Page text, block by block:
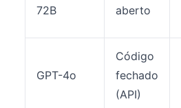
72B
aberto
GPT-4o
Código
fechado
(API)